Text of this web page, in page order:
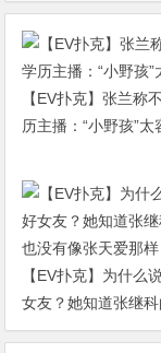
【EV扑克】张兰称
历主播：“小野孩”太
【EV扑克】为什么
女友？她知道张继
没有像张天爱那样